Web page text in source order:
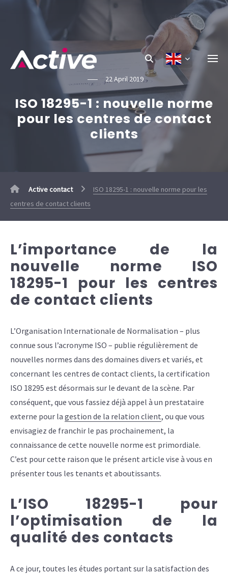
22 April 2019
ISO 18295-1 : nouvelle norme
pour les centres de contact
clients
Active contact
ISO 18295-1 : nouvelle norme pour les
centres de contact clients
L’importance de la
nouvelle norme ISO
18295-1 pour les centres
de contact clients
L’Organisation Internationale de Normalisation – plus
connue sous l’acronyme ISO – publie régulièrement de
nouvelles normes dans des domaines divers et variés, et
concernant les centres de contact clients, la certification
ISO 18295 est désormais sur le devant de la scène. Par
conséquent, que vous fassiez déjà appel à un prestataire
externe pour la gestion de la relation client, ou que vous
envisagiez de franchir le pas prochainement, la
connaissance de cette nouvelle norme est primordiale.
C’est pour cette raison que le présent article vise à vous en
présenter tous les tenants et aboutissants.
L’ISO 18295-1 pour
l’optimisation de la
qualité des contacts
A ce jour, toutes les études portant sur la satisfaction des